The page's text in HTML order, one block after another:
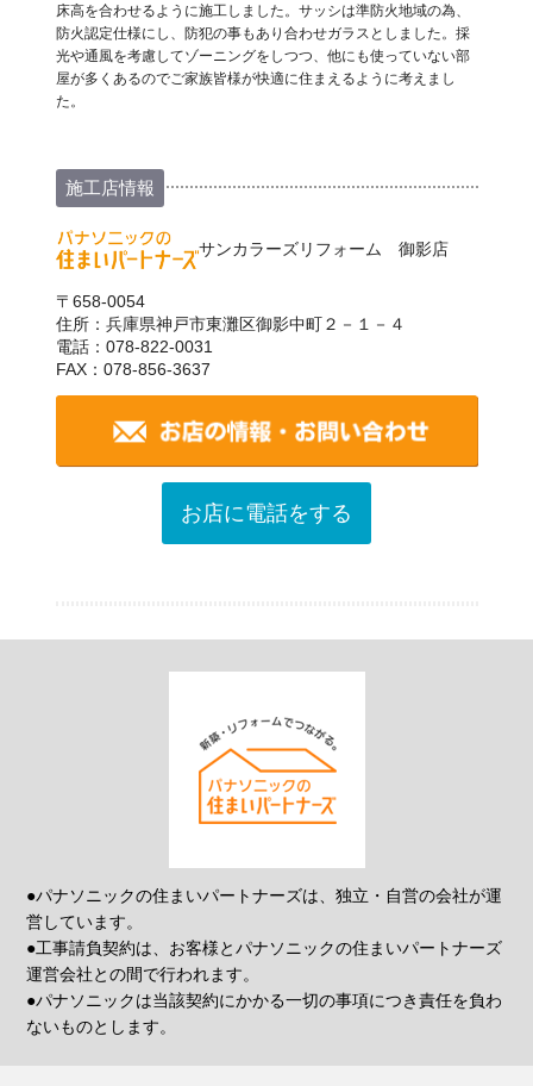
床高を合わせるように施工しました。サッシは準防火地域の為、
防火認定仕様にし、防犯の事もあり合わせガラスとしました。採
光や通風を考慮してゾーニングをしつつ、他にも使っていない部
屋が多くあるのでご家族皆様が快適に住まえるように考えまし
た。
施工店情報
サンカラーズリフォーム 御影店
〒658-0054
住所：兵庫県神戸市東灘区御影中町２－１－４
電話：078-822-0031
FAX：078-856-3637
お店に電話をする
●パナソニックの住まいパートナーズは、独立・自営の会社が運
営しています。
●工事請負契約は、お客様とパナソニックの住まいパートナーズ
運営会社との間で行われます。
●パナソニックは当該契約にかかる一切の事項につき責任を負わ
ないものとします。